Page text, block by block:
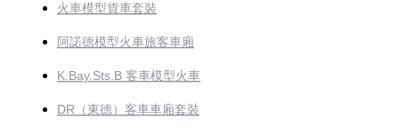
火車模型貨車套裝
阿諾德模型火車旅客車廂
K.Bay.Sts.B 客車模型火車
DR（東德）客車車廂套裝